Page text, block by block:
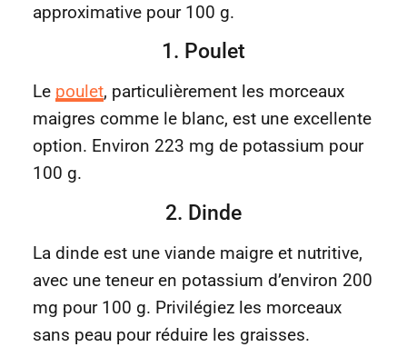
approximative pour 100 g.
1. Poulet
Le poulet, particulièrement les morceaux
maigres comme le blanc, est une excellente
option. Environ 223 mg de potassium pour
100 g.
2. Dinde
La dinde est une viande maigre et nutritive,
avec une teneur en potassium d’environ 200
mg pour 100 g. Privilégiez les morceaux
sans peau pour réduire les graisses.